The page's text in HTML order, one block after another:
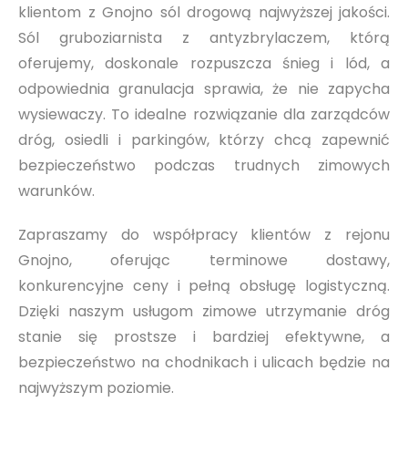
klientom z Gnojno sól drogową najwyższej jakości.
Sól gruboziarnista z antyzbrylaczem, którą
oferujemy, doskonale rozpuszcza śnieg i lód, a
odpowiednia granulacja sprawia, że nie zapycha
wysiewaczy. To idealne rozwiązanie dla zarządców
dróg, osiedli i parkingów, którzy chcą zapewnić
bezpieczeństwo podczas trudnych zimowych
warunków.
Zapraszamy do współpracy klientów z rejonu
Gnojno, oferując terminowe dostawy,
konkurencyjne ceny i pełną obsługę logistyczną.
Dzięki naszym usługom zimowe utrzymanie dróg
stanie się prostsze i bardziej efektywne, a
bezpieczeństwo na chodnikach i ulicach będzie na
najwyższym poziomie.